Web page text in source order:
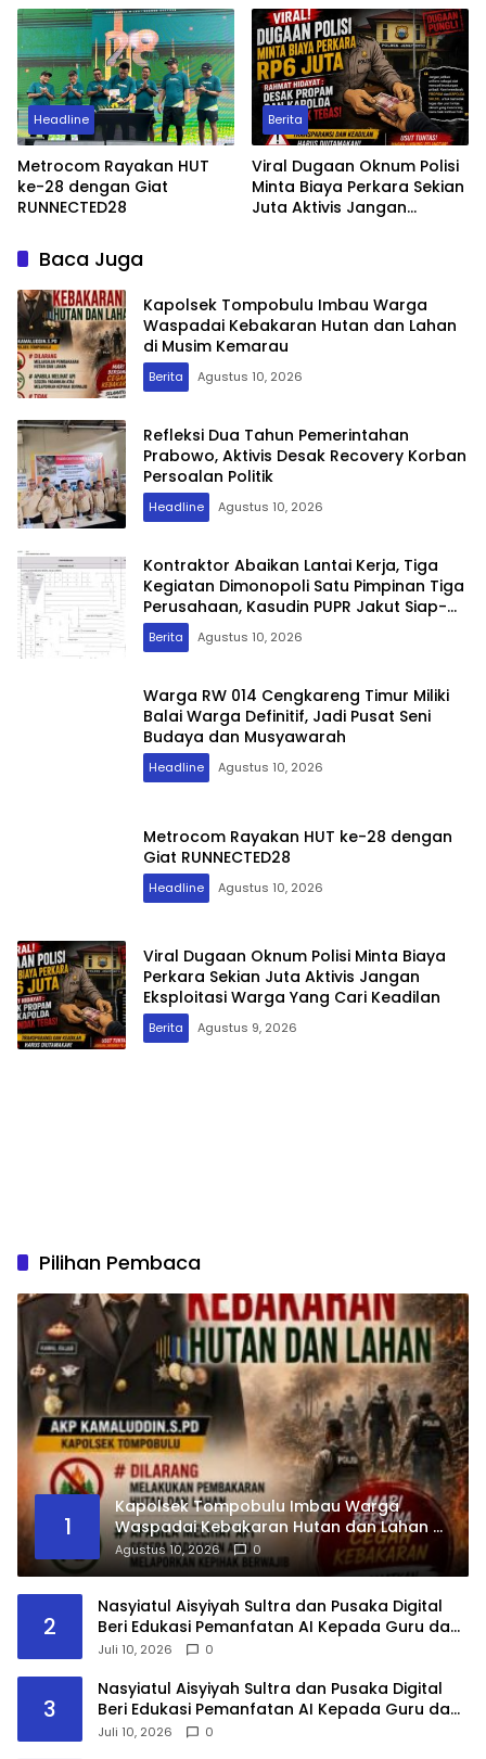
PUPR Jakut Siap-Siap
Diperiksa APH
Headline
Metrocom Rayakan HUT
ke-28 dengan Giat
RUNNECTED28
Berita
Viral Dugaan Oknum Polisi
Minta Biaya Perkara Sekian
Juta Aktivis Jangan
Baca Juga
Kapolsek Tompobulu Imbau Warga
Waspadai Kebakaran Hutan dan Lahan
di Musim Kemarau
Berita Agustus 10, 2026
Refleksi Dua Tahun Pemerintahan
Prabowo, Aktivis Desak Recovery Korban
Persoalan Politik
Headline Agustus 10, 2026
Kontraktor Abaikan Lantai Kerja, Tiga
Kegiatan Dimonopoli Satu Pimpinan Tiga
Perusahaan, Kasudin PUPR Jakut Siap-
Siap Diperiksa APH
Berita Agustus 10, 2026
Warga RW 014 Cengkareng Timur Miliki
Balai Warga Definitif, Jadi Pusat Seni
Budaya dan Musyawarah
Headline Agustus 10, 2026
Metrocom Rayakan HUT ke-28 dengan
Giat RUNNECTED28
Headline Agustus 10, 2026
Viral Dugaan Oknum Polisi Minta Biaya
Perkara Sekian Juta Aktivis Jangan
Eksploitasi Warga Yang Cari Keadilan
Berita Agustus 9, 2026
Pilihan Pembaca
1
Kapolsek Tompobulu Imbau Warga
Waspadai Kebakaran Hutan dan Lahan di
Musim Kemarau
Agustus 10, 2026 0
2
Nasyiatul Aisyiyah Sultra dan Pusaka Digital
Beri Edukasi Pemanfatan AI Kepada Guru dan
Mahasiswa PPG
Juli 10, 2026 0
3
Nasyiatul Aisyiyah Sultra dan Pusaka Digital
Beri Edukasi Pemanfatan AI Kepada Guru dan
Mahasiswa PPG
Juli 10, 2026 0